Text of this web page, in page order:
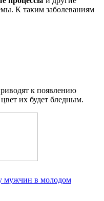
К таким заболеваниям
к появлению
их будет бледным.
мужчин в молодом